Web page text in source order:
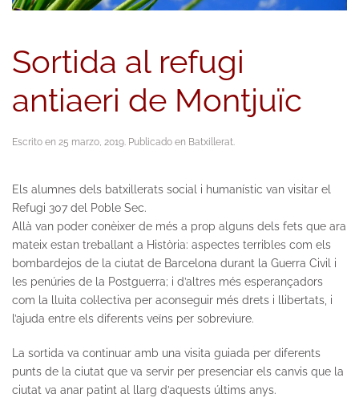
Sortida al refugi
antiaeri de Montjuïc
Escrito en 25 marzo, 2019. Publicado en Batxillerat.
Els alumnes dels batxillerats social i humanístic van visitar el
Refugi 307 del Poble Sec.
Allà van poder conèixer de més a prop alguns dels fets que ara
mateix estan treballant a Història: aspectes terribles com els
bombardejos de la ciutat de Barcelona durant la Guerra Civil i
les penúries de la Postguerra; i d’altres més esperançadors
com la lluita col·lectiva per aconseguir més drets i llibertats, i
l’ajuda entre els diferents veïns per sobreviure.
La sortida va continuar amb una visita guiada per diferents
punts de la ciutat que va servir per presenciar els canvis que la
ciutat va anar patint al llarg d’aquests últims anys.